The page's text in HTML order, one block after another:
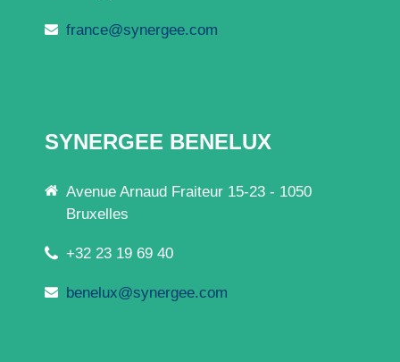
france@synergee.com
SYNERGEE BENELUX
Avenue Arnaud Fraiteur 15-23 - 1050
Bruxelles
+32 23 19 69 40
benelux@synergee.com